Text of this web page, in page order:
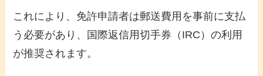
これにより、免許申請者は郵送費用を事前に支払
う必要があり、国際返信用切手券（IRC）の利用
が推奨されます。